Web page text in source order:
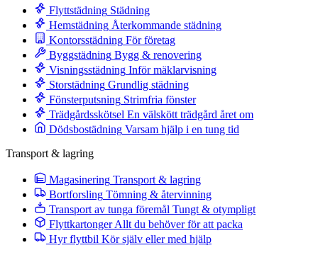
Flyttstädning Städning
Hemstädning Återkommande städning
Kontorsstädning För företag
Byggstädning Bygg & renovering
Visningsstädning Inför mäklarvisning
Storstädning Grundlig städning
Fönsterputsning Strimfria fönster
Trädgårdsskötsel En välskött trädgård året om
Dödsbostädning Varsam hjälp i en tung tid
Transport & lagring
Magasinering Transport & lagring
Bortforsling Tömning & återvinning
Transport av tunga föremål Tungt & otympligt
Flyttkartonger Allt du behöver för att packa
Hyr flyttbil Kör själv eller med hjälp